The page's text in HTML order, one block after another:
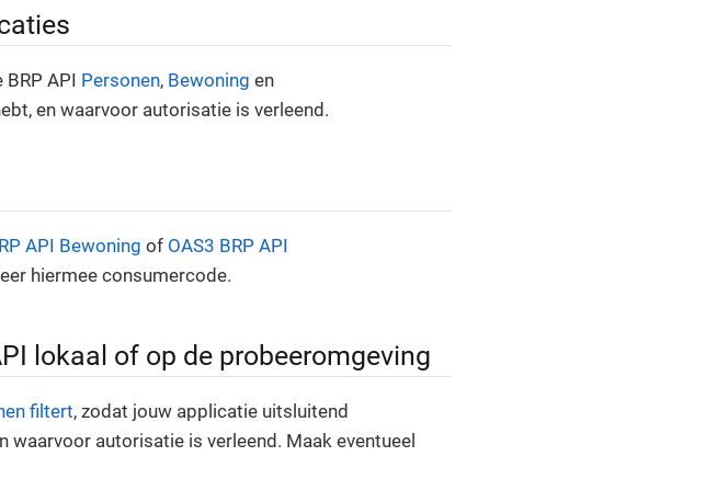
API Personen, Bewoning en
en waarvoor autorisatie is verleend.
API Bewoning of OAS3 BRP API
hiermee consumercode.
lokaal of op de probeeromgeving
filtert, zodat jouw applicatie uitsluitend
autorisatie is verleend. Maak eventueel